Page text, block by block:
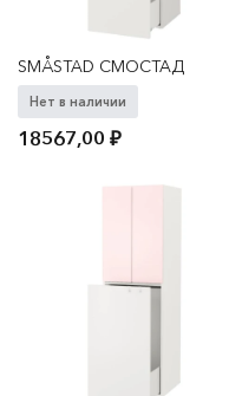
SMÅSTAD СМОСТАД
Нет в наличии
18567,00₽